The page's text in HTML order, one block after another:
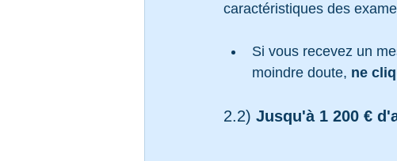
caractéristiques des
Si vous recevez un
moindre doute, ne
2.2) Jusqu'à 1 200 €